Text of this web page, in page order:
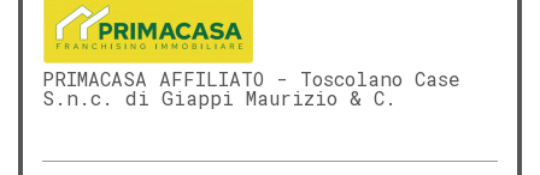
PRIMACASA AFFILIATO - Toscolano Case
S.n.c. di Giappi Maurizio & C.